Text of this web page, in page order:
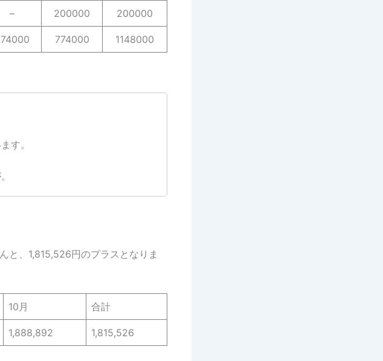
– 200000 200000
774000 1148000
す。
、1,815,526円のプラスとなりま
10月 合計
1,888,892 1,815,526